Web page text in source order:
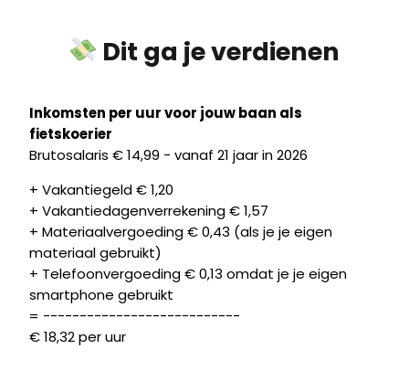
Dit ga je verdienen
Inkomsten per uur voor jouw baan als
fietskoerier
Brutosalaris € 14,99 - vanaf 21 jaar in 2026
+ Vakantiegeld € 1,20
+ Vakantiedagenverrekening € 1,57
+ Materiaalvergoeding € 0,43 (als je je eigen
materiaal gebruikt)
+ Telefoonvergoeding € 0,13 omdat je je eigen
smartphone gebruikt
= ---------------------------
€ 18,32 per uur